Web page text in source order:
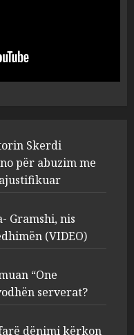
A u vodhën
kërkon për
Antonela
makinën më
Çelën”,
Nuredin Dumanit
që e
Skerdi
për abuzim me
Gramshi, nis
(VIDEO)
“One
serverat?
dënimi kërkon